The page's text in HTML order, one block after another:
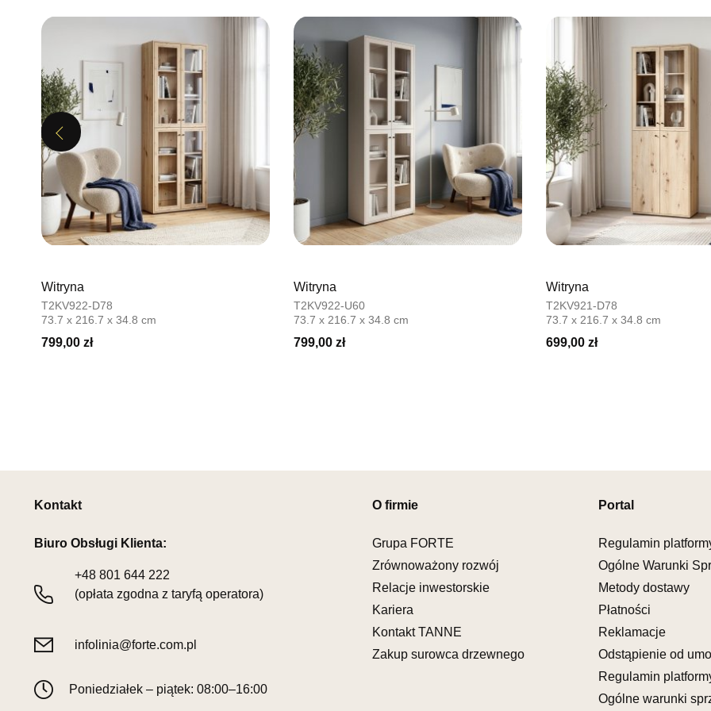
Nr tel.
Adres e-
Godziny
Pn-Pt:
SALON
Salon
UL.PLAC
76-200
Nr tel.
Adres e-
SALON
78-600
Adres e-
Godziny
SALON
Salon
83-340
Previous
Witryna
T2KV922-D78
73.7 x 216.7 x 34.8 cm
799,00 zł
Witryna
T2KV922-U60
73.7 x 216.7 x 34.8 cm
799,00 zł
Witryna
T2KV921-D78
73.7 x 216.7 x 34.8 cm
699,00 zł
Kontakt
Biuro Obsługi Klienta:
+48 801 644 222
(opłata zgodna z taryfą operatora)
infolinia@forte.com.pl
Poniedziałek – piątek: 08:00–16:00
O firmie
Grupa FORTE
Zrównoważony rozwój
Relacje inwestorskie
Kariera
Kontakt TANNE
Zakup surowca drzewnego
Portal
Regulamin
Ogólne Warunki
Metody dostawy
Płatności
Reklamacje
Odstąpienie od
Regulamin
Ogólne warunki